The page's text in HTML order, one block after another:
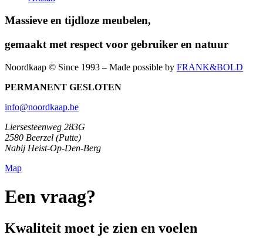
Massieve en tijdloze meubelen,
gemaakt met respect voor gebruiker en natuur
Noordkaap © Since 1993 – Made possible by FRANK&BOLD
PERMANENT GESLOTEN
info@noordkaap.be
Liersesteenweg 283G
2580 Beerzel (Putte)
Nabij Heist-Op-Den-Berg
Map
Een vraag?
Kwaliteit moet je zien en voelen